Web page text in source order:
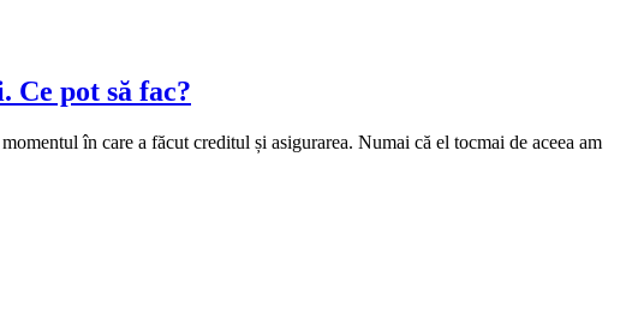
Ce pot să fac?
în care a făcut creditul și asigurarea. Numai că el tocmai de aceea am